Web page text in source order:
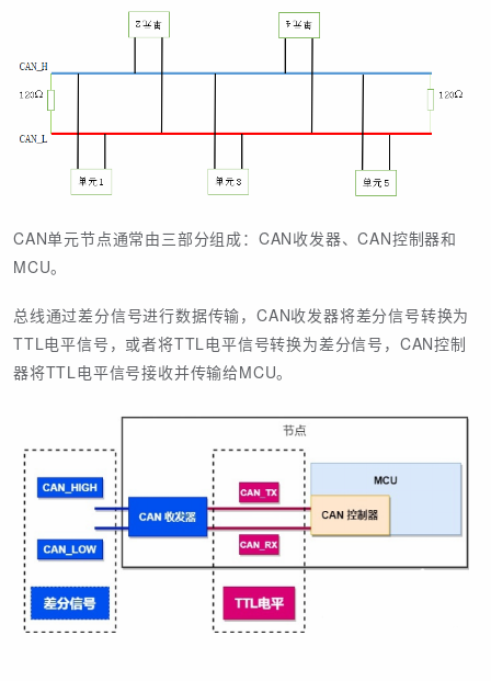
CAN单元节点通常由三部分组成：CAN收发器、CAN控制器和
MCU。
总线通过差分信号进行数据传输，CAN收发器将差分信号转换为
TTL电平信号，或者将TTL电平信号转换为差分信号，CAN控制
器将TTL电平信号接收并传输给MCU。